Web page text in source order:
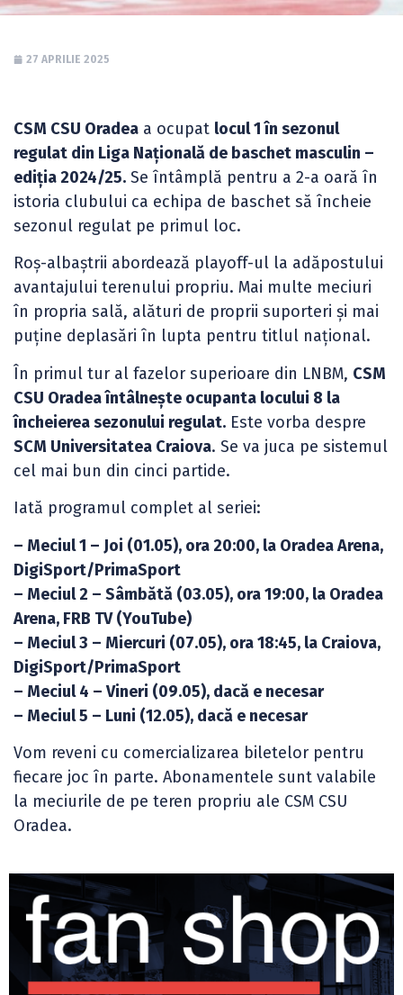
27 APRILIE 2025
CSM CSU Oradea a ocupat locul 1 în sezonul
regulat din Liga Națională de baschet masculin –
ediția 2024/25. Se întâmplă pentru a 2-a oară în
istoria clubului ca echipa de baschet să încheie
sezonul regulat pe primul loc.
Roș-albaștrii abordează playoff-ul la adăpostului
avantajului terenului propriu. Mai multe meciuri
în propria sală, alături de proprii suporteri și mai
puține deplasări în lupta pentru titlul național.
În primul tur al fazelor superioare din LNBM, CSM
CSU Oradea întâlnește ocupanta locului 8 la
încheierea sezonului regulat. Este vorba despre
SCM Universitatea Craiova. Se va juca pe sistemul
cel mai bun din cinci partide.
Iată programul complet al seriei:
– Meciul 1 – Joi (01.05), ora 20:00, la Oradea Arena,
DigiSport/PrimaSport
– Meciul 2 – Sâmbătă (03.05), ora 19:00, la Oradea
Arena, FRB TV (YouTube)
– Meciul 3 – Miercuri (07.05), ora 18:45, la Craiova,
DigiSport/PrimaSport
– Meciul 4 – Vineri (09.05), dacă e necesar
– Meciul 5 – Luni (12.05), dacă e necesar
Vom reveni cu comercializarea biletelor pentru
fiecare joc în parte. Abonamentele sunt valabile
la meciurile de pe teren propriu ale CSM CSU
Oradea.